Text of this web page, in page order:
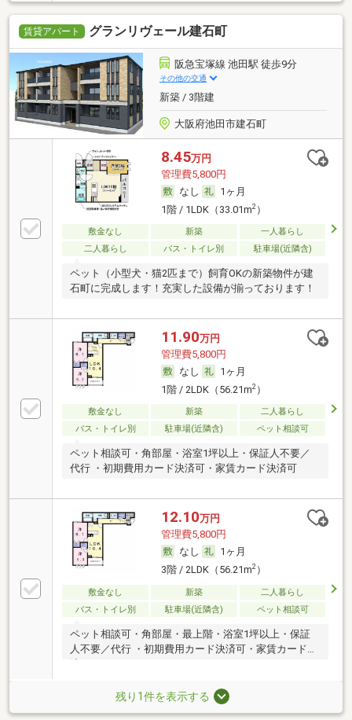
賃貸アパート グランリヴェール建石町
阪急宝塚線 池田駅 徒歩9分
その他の交通
新築 / 3階建
大阪府池田市建石町
8.45万円
管理費5,800円
なし
1ヶ月
1階 / 1LDK（33.01m2）
敷金なし 新築
一人暮らし
二人暮らし
バス・トイレ別 駐車場(近隣含)
ペット（小型犬・猫2匹まで）飼育OKの新築物件が建
石町に完成します！充実した設備が揃っております！
11.90万円
管理費5,800円
なし
1ヶ月
1階 / 2LDK（56.21m2）
敷金なし 新築
二人暮らし
バス・トイレ別
駐車場(近隣含) ペット相談可
ペット相談可・角部屋・浴室1坪以上・保証人不要／
代行 ・初期費用カード決済可・家賃カード決済可
12.10万円
管理費5,800円
なし
1ヶ月
3階 / 2LDK（56.21m2）
敷金なし 新築
二人暮らし
バス・トイレ別
駐車場(近隣含) ペット相談可
ペット相談可・角部屋・最上階・浴室1坪以上・保証
人不要／代行 ・初期費用カード決済可・家賃カード決
済可
残り1件を表示する